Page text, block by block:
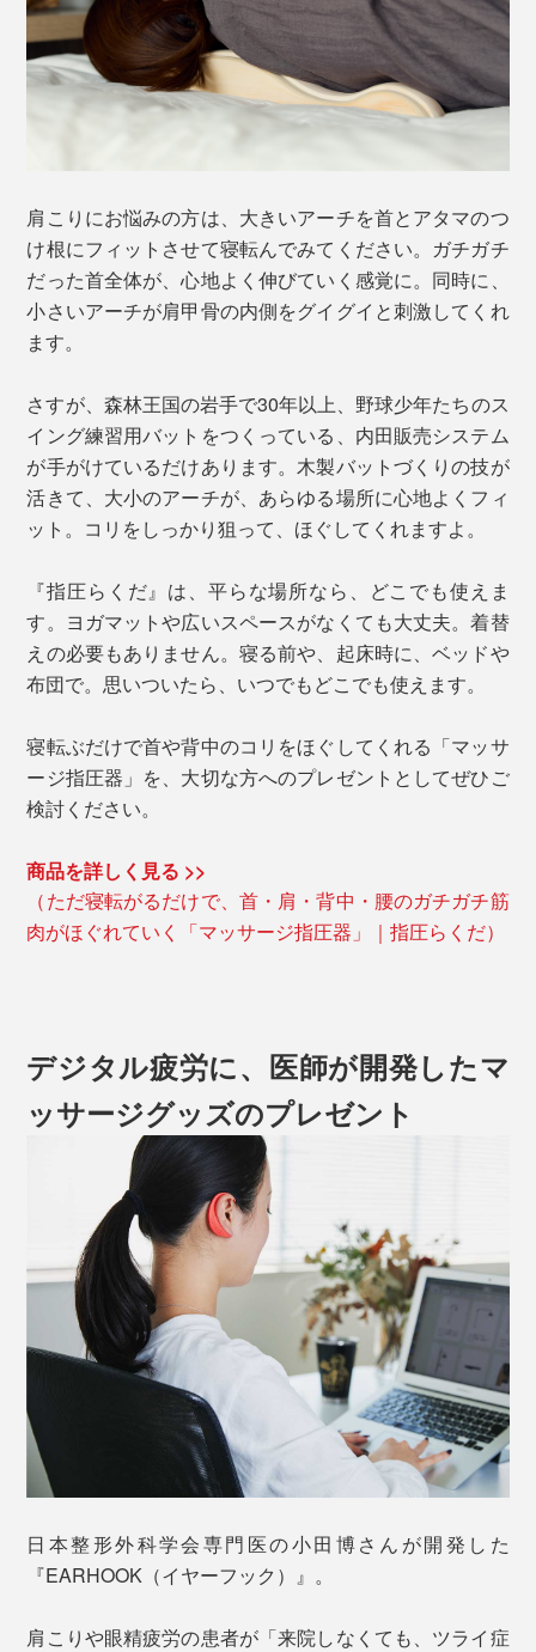
肩こりにお悩みの方は、大きいアーチを首とアタマのつ
け根にフィットさせて寝転んでみてください。ガチガチ
だった首全体が、心地よく伸びていく感覚に。同時に、
小さいアーチが肩甲骨の内側をグイグイと刺激してくれ
ます。
さすが、森林王国の岩手で30年以上、野球少年たちのス
イング練習用バットをつくっている、内田販売システム
が手がけているだけあります。木製バットづくりの技が
活きて、大小のアーチが、あらゆる場所に心地よくフィ
ット。コリをしっかり狙って、ほぐしてくれますよ。
『指圧らくだ』は、平らな場所なら、どこでも使えま
す。ヨガマットや広いスペースがなくても大丈夫。着替
えの必要もありません。寝る前や、起床時に、ベッドや
布団で。思いついたら、いつでもどこでも使えます。
寝転ぶだけで首や背中のコリをほぐしてくれる「マッサ
ージ指圧器」を、大切な方へのプレゼントとしてぜひご
検討ください。
商品を詳しく見る >>
（ただ寝転がるだけで、首・肩・背中・腰のガチガチ筋
肉がほぐれていく「マッサージ指圧器」｜指圧らくだ）
デジタル疲労に、医師が開発したマ
ッサージグッズのプレゼント
日本整形外科学会専門医の小田博さんが開発した
『EARHOOK（イヤーフック）』。
肩こりや眼精疲労の患者が「来院しなくても、ツライ症